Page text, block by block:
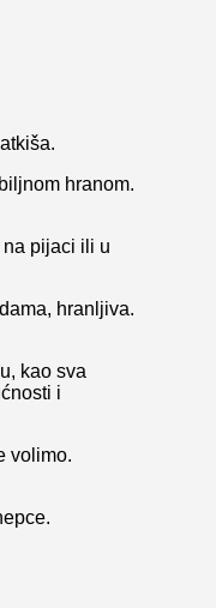
hranom.
pijaci ili u
hranljiva.
kao sva
i
volimo.